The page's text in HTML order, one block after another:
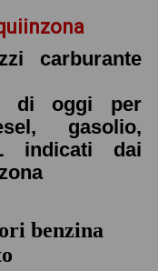
carburante
di oggi per
gasolio,
indicati dai
benzina